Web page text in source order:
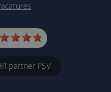
.
partner PSV